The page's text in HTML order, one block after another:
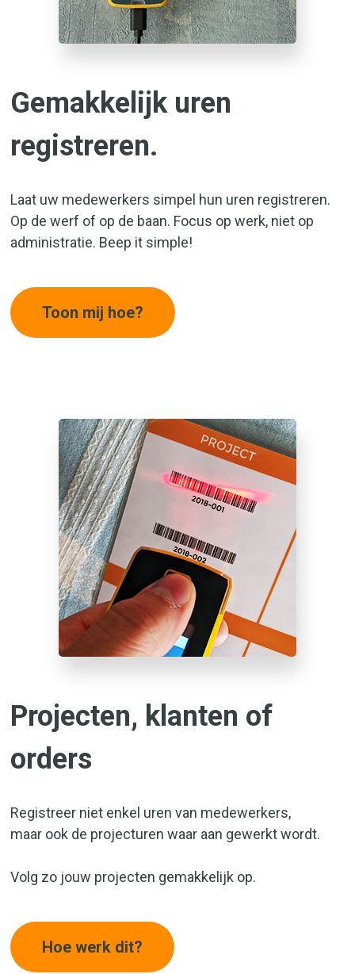
Gemakkelijk uren
registreren.
Laat uw medewerkers simpel hun uren registreren.
Op de werf of op de baan. Focus op werk, niet op
administratie. Beep it simple!
Toon mij hoe?
Projecten, klanten of
orders
Registreer niet enkel uren van medewerkers,
maar ook de projecturen waar aan gewerkt wordt.
Volg zo jouw projecten gemakkelijk op.
Hoe werk dit?